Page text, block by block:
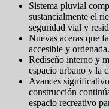
Sistema pluvial
sustancialmente el
seguridad vial y
Nuevas aceras que
accesible y ordenada.
Rediseño interno y
espacio urbano y la
Avances
construcción
espacio recreativo